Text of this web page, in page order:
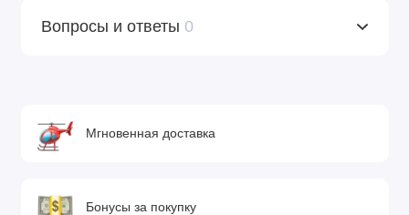
Вопросы и ответы 0
Мгновенная доставка
Бонусы за покупку